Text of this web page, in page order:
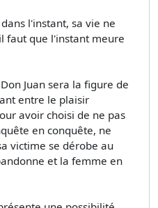
l'instant, sa vie ne
faut que l'instant meure
Juan sera la figure de
entre le plaisir
avoir choisi de ne pas
en conquête, ne
victime se dérobe au
et la femme en